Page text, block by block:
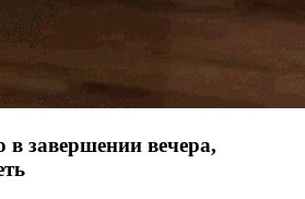
в завершении вечера,